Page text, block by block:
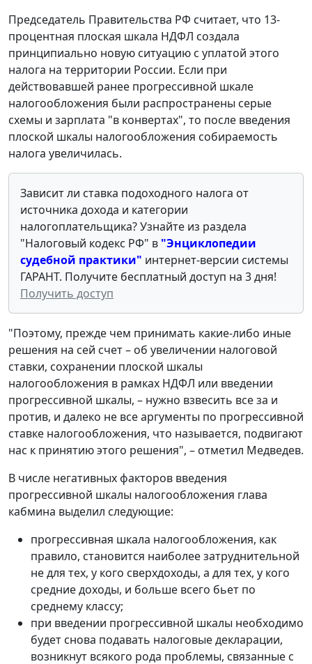
Председатель Правительства РФ считает, что 13-
процентная плоская шкала НДФЛ создала
принципиально новую ситуацию с уплатой этого
налога на территории России. Если при
действовавшей ранее прогрессивной шкале
налогообложения были распространены серые
схемы и зарплата "в конвертах", то после введения
плоской шкалы налогообложения собираемость
налога увеличилась.
Зависит ли ставка подоходного налога от
источника дохода и категории
налогоплательщика? Узнайте из раздела
"Налоговый кодекс РФ" в "Энциклопедии
судебной практики" интернет-версии системы
ГАРАНТ. Получите бесплатный доступ на 3 дня!
Получить доступ
"Поэтому, прежде чем принимать какие-либо иные
решения на сей счет – об увеличении налоговой
ставки, сохранении плоской шкалы
налогообложения в рамках НДФЛ или введении
прогрессивной шкалы, – нужно взвесить все за и
против, и далеко не все аргументы по прогрессивной
ставке налогообложения, что называется, подвигают
нас к принятию этого решения", – отметил Медведев.
В числе негативных факторов введения
прогрессивной шкалы налогообложения глава
кабмина выделил следующие:
прогрессивная шкала налогообложения, как
правило, становится наиболее затруднительной
не для тех, у кого сверхдоходы, а для тех, у кого
средние доходы, и больше всего бьет по
среднему классу;
при введении прогрессивной шкалы необходимо
будет снова подавать налоговые декларации,
возникнут всякого рода проблемы, связанные с